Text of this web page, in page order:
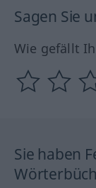
Sagen Sie
Wie gefällt
Sie haben